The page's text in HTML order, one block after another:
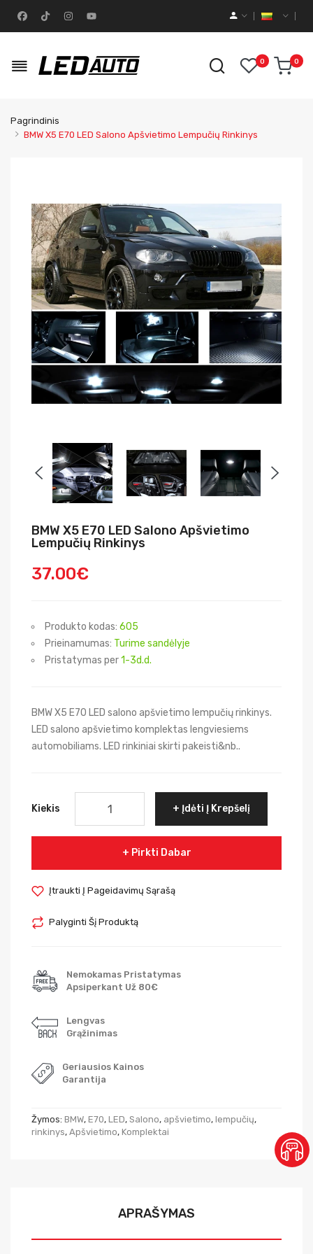
0 0
Pagrindinis
BMW X5 E70 LED Salono Apšvietimo Lempučių Rinkinys
BMW X5 E70 LED Salono Apšvietimo
Lempučių Rinkinys
37.00€
Produkto kodas: 605
Prieinamumas: Turime sandėlyje
Pristatymas per1-3d.d.
BMW X5 E70 LED salono apšvietimo lempučių rinkinys.
LED salono apšvietimo komplektas lengviesiems
automobiliams. LED rinkiniai skirti pakeisti&nb..
Kiekis Įdėti Į Krepšelį
Pirkti Dabar
Įtraukti Į Pageidavimų Sąrašą
Palyginti Šį Produktą
Nemokamas Pristatymas
Apsiperkant Už 80€
Lengvas
Grąžinimas
Geriausios Kainos
Garantija
Žymos: BMW, E70, LED, Salono, apšvietimo, lempučių,
rinkinys, Apšvietimo, Komplektai
APRAŠYMAS